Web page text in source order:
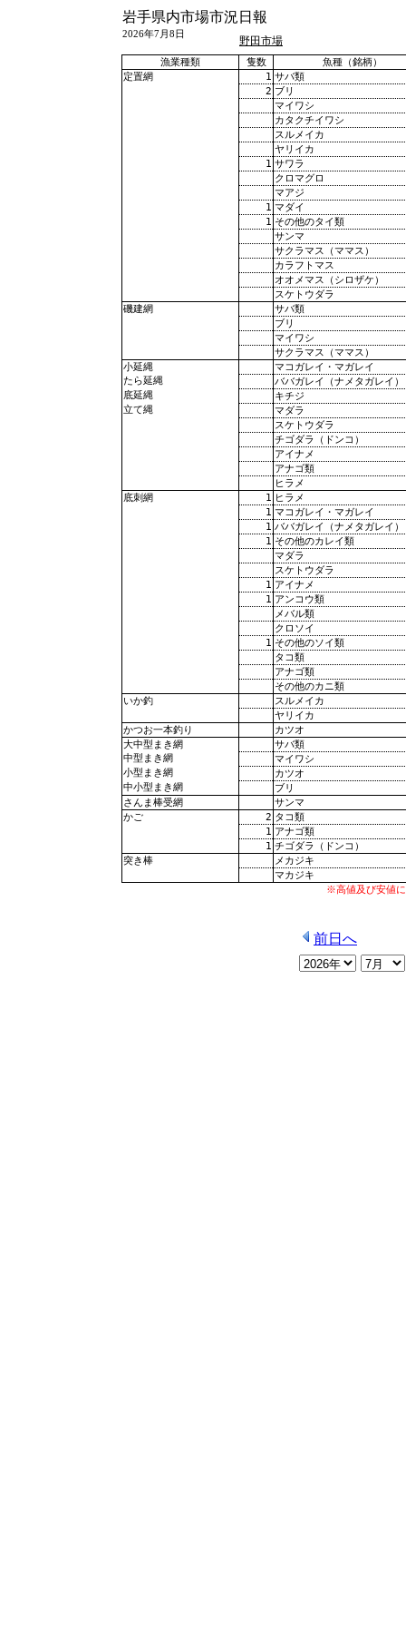
岩手県内市場市況日報
2026年7月8日
野田市場
漁業種類 隻数
魚種（銘柄）
定置網
1 サバ類
2 ブリ
マイワシ
カタクチイワシ
スルメイカ
ヤリイカ
1 サワラ
クロマグロ
マアジ
1 マダイ
1 その他のタイ類
サンマ
サクラマス（ママス）
カラフトマス
オオメマス（シロザケ）
スケトウダラ
磯建網
サバ類
ブリ
マイワシ
サクラマス（ママス）
小延縄 マコガレイ・マガレイ
たら延縄 ババガレイ（ナメタガレイ）
底延縄 キチジ
立て縄
マダラ
スケトウダラ
チゴダラ（ドンコ）
アイナメ
アナゴ類
ヒラメ
底刺網 1 ヒラメ
1 マコガレイ・マガレイ
1 ババガレイ（ナメタガレイ）
1 その他のカレイ類
マダラ
スケトウダラ
1 アイナメ
1 アンコウ類
メバル類
クロソイ
1 その他のソイ類
タコ類
アナゴ類
その他のカニ類
いか釣
スルメイカ
ヤリイカ
かつお一本釣り カツオ
大中型まき網 サバ類
中型まき網 マイワシ
小型まき網 カツオ
中小型まき網 ブリ
さんま棒受網 サンマ
かご 2 タコ類
1 アナゴ類
1 チゴダラ（ドンコ）
突き棒
メカジキ
マカジキ
※高値及び安値
前日へ